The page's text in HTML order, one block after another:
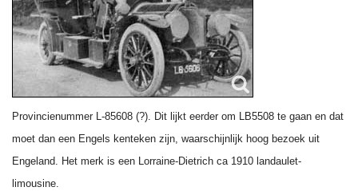
Provincienummer L-85608 (?). Dit lijkt eerder om LB5508 te gaan en dat
moet dan een Engels kenteken zijn, waarschijnlijk hoog bezoek uit
Engeland. Het merk is een Lorraine-Dietrich ca 1910 landaulet-
limousine.